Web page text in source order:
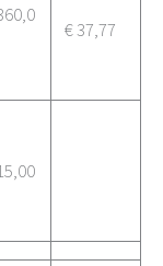
€ 37,77